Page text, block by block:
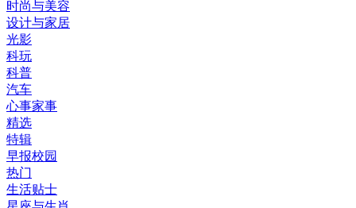
时尚与美容
设计与家居
光影
科玩
科普
汽车
心事家事
精选
特辑
早报校园
热门
生活贴士